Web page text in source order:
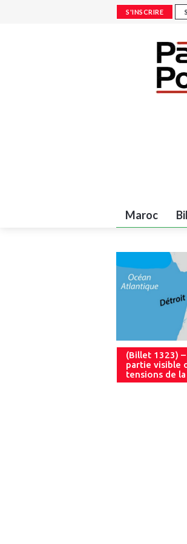
S'INSCRIRE
Maroc
(Billet 1323)
partie visible
tensions de